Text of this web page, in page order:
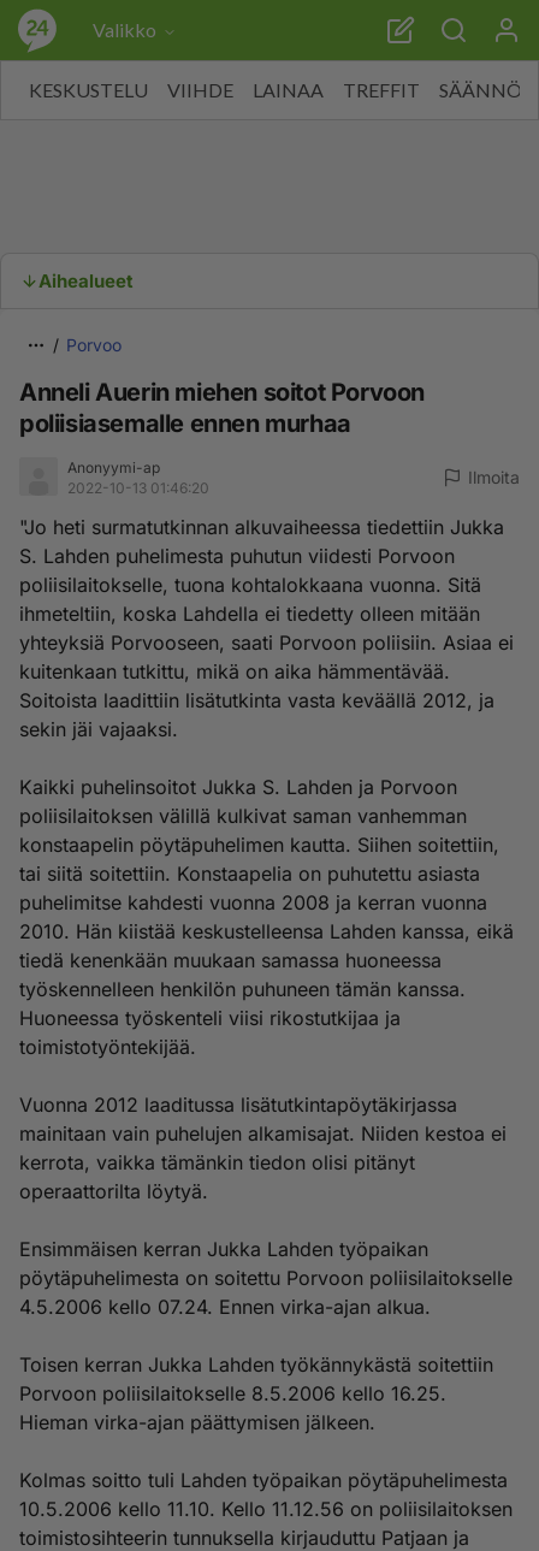
Valikko
KESKUSTELU VIIHDE LAINAA TREFFIT SÄÄNNÖT
Aihealueet
Porvoo
Anneli Auerin miehen soitot Porvoon
poliisiasemalle ennen murhaa
Anonyymi-ap
2022-10-13 01:46:20
Ilmoita
"Jo heti surmatutkinnan alkuvaiheessa tiedettiin Jukka
S. Lahden puhelimesta puhutun viidesti Porvoon
poliisilaitokselle, tuona kohtalokkaana vuonna. Sitä
ihmeteltiin, koska Lahdella ei tiedetty olleen mitään
yhteyksiä Porvooseen, saati Porvoon poliisiin. Asiaa ei
kuitenkaan tutkittu, mikä on aika hämmentävää.
Soitoista laadittiin lisätutkinta vasta keväällä 2012, ja
sekin jäi vajaaksi.
Kaikki puhelinsoitot Jukka S. Lahden ja Porvoon
poliisilaitoksen välillä kulkivat saman vanhemman
konstaapelin pöytäpuhelimen kautta. Siihen soitettiin,
tai siitä soitettiin. Konstaapelia on puhutettu asiasta
puhelimitse kahdesti vuonna 2008 ja kerran vuonna
2010. Hän kiistää keskustelleensa Lahden kanssa, eikä
tiedä kenenkään muukaan samassa huoneessa
työskennelleen henkilön puhuneen tämän kanssa.
Huoneessa työskenteli viisi rikostutkijaa ja
toimistotyöntekijää.
Vuonna 2012 laaditussa lisätutkintapöytäkirjassa
mainitaan vain puhelujen alkamisajat. Niiden kestoa ei
kerrota, vaikka tämänkin tiedon olisi pitänyt
operaattorilta löytyä.
Ensimmäisen kerran Jukka Lahden työpaikan
pöytäpuhelimesta on soitettu Porvoon poliisilaitokselle
4.5.2006 kello 07.24. Ennen virka-ajan alkua.
Toisen kerran Jukka Lahden työkännykästä soitettiin
Porvoon poliisilaitokselle 8.5.2006 kello 16.25.
Hieman virka-ajan päättymisen jälkeen.
Kolmas soitto tuli Lahden työpaikan pöytäpuhelimesta
10.5.2006 kello 11.10. Kello 11.12.56 on poliisilaitoksen
toimistosihteerin tunnuksella kirjauduttu Patjaan ja